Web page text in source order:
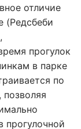
отличие
(Редсбеби
прогулок
в парке
по
прогулочной